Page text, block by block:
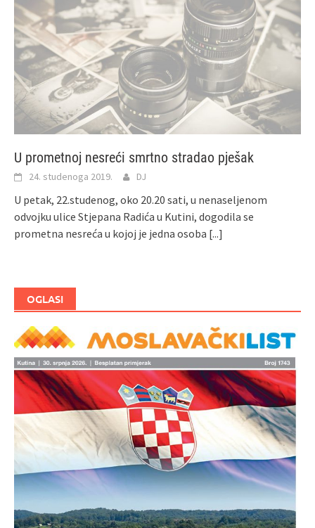
U prometnoj nesreći smrtno stradao pješak
24. studenoga 2019. DJ
U petak, 22.studenog, oko 20.20 sati, u nenaseljenom
odvojku ulice Stjepana Radića u Kutini, dogodila se
prometna nesreća u kojoj je jedna osoba [...]
OGLASI